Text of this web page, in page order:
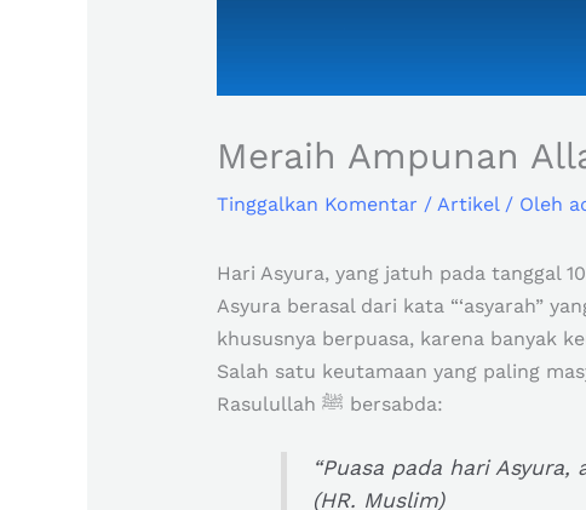
Meraih Ampunan
Tinggalkan Komentar / Artikel/ Oleh
Hari Asyura, yang jatuh pada tanggal 10
Asyura berasal dari kata “‘asyarah”
khususnya berpuasa, karena banyak
Salah satu keutamaan yang paling
Rasulullah ﷺ bersabda:
“Puasa pada hari
(HR. Muslim)